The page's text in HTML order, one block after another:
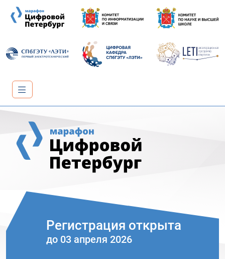
Регистрация открыта
до 03 апреля 2026